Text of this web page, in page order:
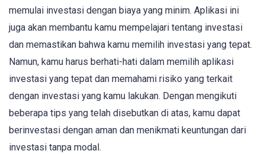
memulai investasi dengan biaya yang minim. Aplikasi ini
juga akan membantu kamu mempelajari tentang investasi
dan memastikan bahwa kamu memilih investasi yang tepat.
Namun, kamu harus berhati-hati dalam memilih aplikasi
investasi yang tepat dan memahami risiko yang terkait
dengan investasi yang kamu lakukan. Dengan mengikuti
beberapa tips yang telah disebutkan di atas, kamu dapat
berinvestasi dengan aman dan menikmati keuntungan dari
investasi tanpa modal.